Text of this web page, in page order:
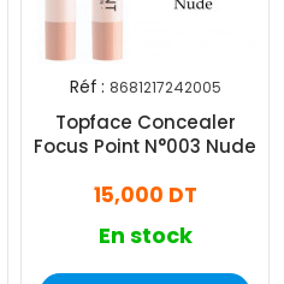
Réf : 8681217242005
Topface Concealer
Focus Point N°003 Nude
15,000 DT
En stock